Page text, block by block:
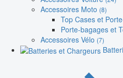
Accessoires Moto (8)
Top Cases et
Porte-bagages et
Accessoires Vélo (7)